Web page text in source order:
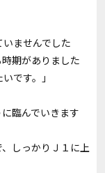
いませんでした
期がありました
です。」
臨んでいきます
、しっかりＪ１に上